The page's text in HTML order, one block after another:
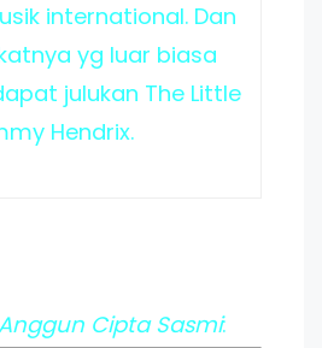
international. Dan
yg luar biasa
julukan The Little
Hendrix.
Cipta Sasmi: